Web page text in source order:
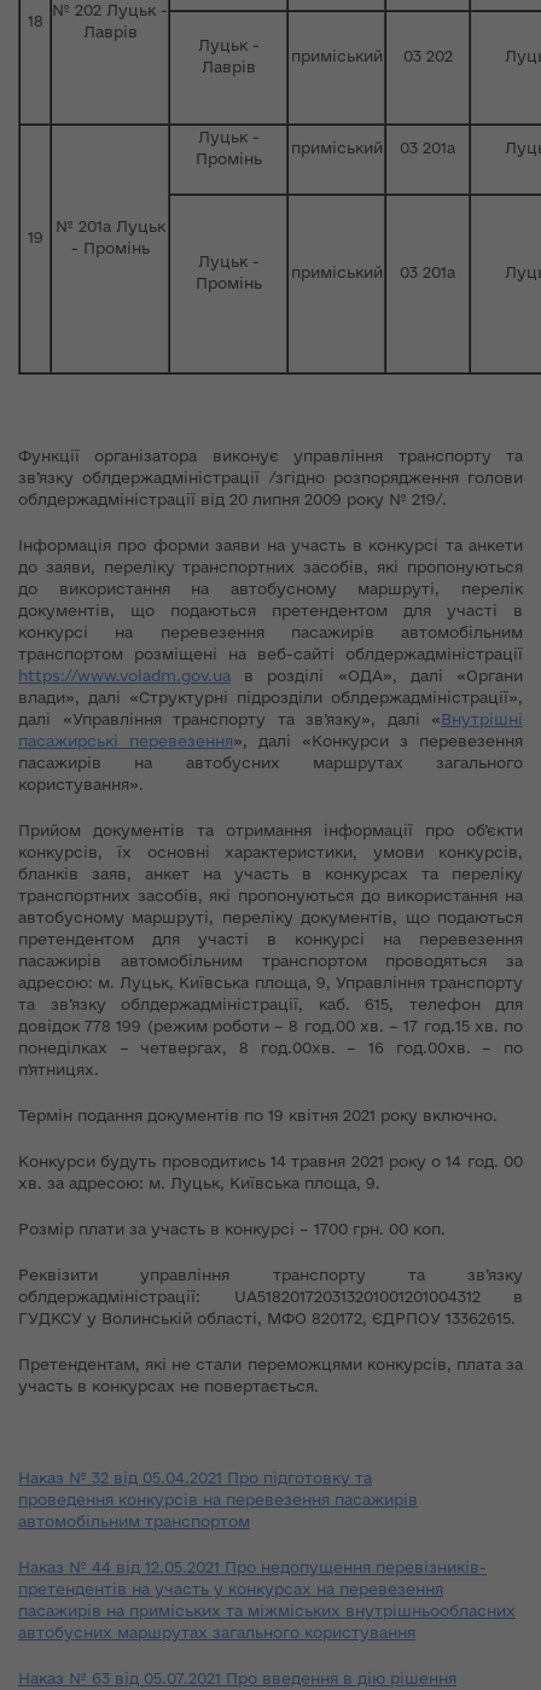
18
№ 202 Луцьк -
Лаврів
Луцьк -
Лаврів
приміський 03 202
19
№ 201а Луцьк
- Промінь
Луцьк -
Промінь
приміський 03 201а
Луцьк -
Промінь
приміський 03 201а
Функції організатора виконує управління транспорту та
зв’язку облдержадміністрації /згідно розпорядження голови
облдержадміністрації від 20 липня 2009 року № 219/.
Інформація про форми заяви на участь в конкурсі та анкети
до заяви, переліку транспортних засобів, які пропонуються
до використання на автобусному маршруті, перелік
документів, що подаються претендентом для участі в
конкурсі на перевезення пасажирів автомобільним
транспортом розміщені на веб-сайті облдержадміністрації
https://www.voladm.gov.ua в розділі «ОДА», далі «Органи
влади», далі «Структурні підрозділи облдержадміністрації»,
далі «Управління транспорту та зв’язку», далі «Внутрішні
пасажирські перевезення», далі «Конкурси з перевезення
пасажирів на автобусних маршрутах загального
користування».
Прийом документів та отримання інформації про об’єкти
конкурсів, їх основні характеристики, умови конкурсів,
бланків заяв, анкет на участь в конкурсах та переліку
транспортних засобів, які пропонуються до використання на
автобусному маршруті, переліку документів, що подаються
претендентом для участі в конкурсі на перевезення
пасажирів автомобільним транспортом проводяться за
адресою: м. Луцьк, Київська площа, 9, Управління транспорту
та зв’язку облдержадміністрації, каб. 615, телефон для
довідок 778 199 (режим роботи – 8 год.00 хв. – 17 год.15 хв. по
понеділках – четвергах, 8 год.00хв. – 16 год.00хв. – по
п'ятницях.
Термін подання документів по 19 квітня 2021 року включно.
Конкурси будуть проводитись 14 травня 2021 року о 14 год. 00
хв. за адресою: м. Луцьк, Київська площа, 9.
Розмір плати за участь в конкурсі – 1700 грн. 00 коп.
Реквізити управління транспорту та зв’язку
облдержадміністрації: UA518201720313201001201004312 в
ГУДКСУ у Волинській області, МФО 820172, ЄДРПОУ 13362615.
Претендентам, які не стали переможцями конкурсів, плата за
участь в конкурсах не повертається.
Наказ № 32 від 05.04.2021 Про підготовку та
проведення конкурсів на перевезення пасажирів
автомобільним транспортом
Наказ № 44 від 12.05.2021 Про недопущення перевізників-
претендентів на участь у конкурсах на перевезення
пасажирів на приміських та міжміських внутрішньообласних
автобусних маршрутах загального користування
Наказ № 63 від 05.07.2021 Про введення в дію рішення